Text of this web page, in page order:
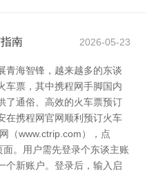
南 2026-05-23
青海智锋，越来越多的东谈
车票，其中携程网手脚国内
了通俗、高效的火车票预订
在携程网官网顺利预订火车
（www.ctrip.com），点
面。用户需先登录个东谈主账
个新账户。登录后，输入启